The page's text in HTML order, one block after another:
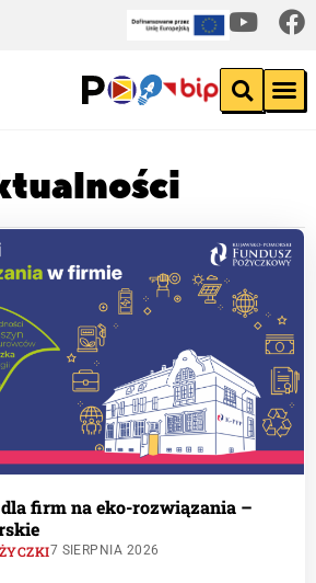
firm na eko-rozwiązania –
7 SIERPNIA 2026